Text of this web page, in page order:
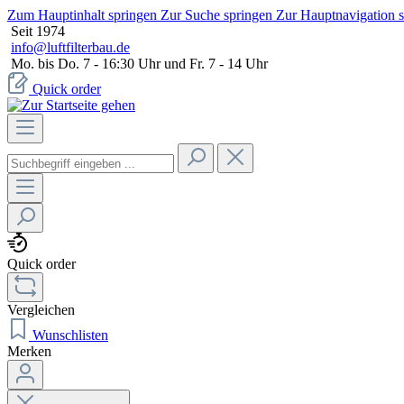
Zum Hauptinhalt springen Zur Suche springen Zur Hauptnavigation
Seit 1974
info@luftfilterbau.de
Mo. bis Do. 7 - 16:30 Uhr und Fr. 7 - 14 Uhr
Quick order
Quick order
Vergleichen
Wunschlisten
Merken